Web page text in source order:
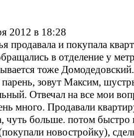
2012 в 18:28
продавала и покупала
в отделение у
тоже
зовут Максим,
Отвечал на все мои
много. Продавали
чуть больше. потом быстро
новостройку),